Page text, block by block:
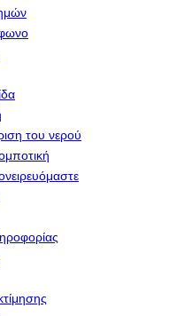
του νερού